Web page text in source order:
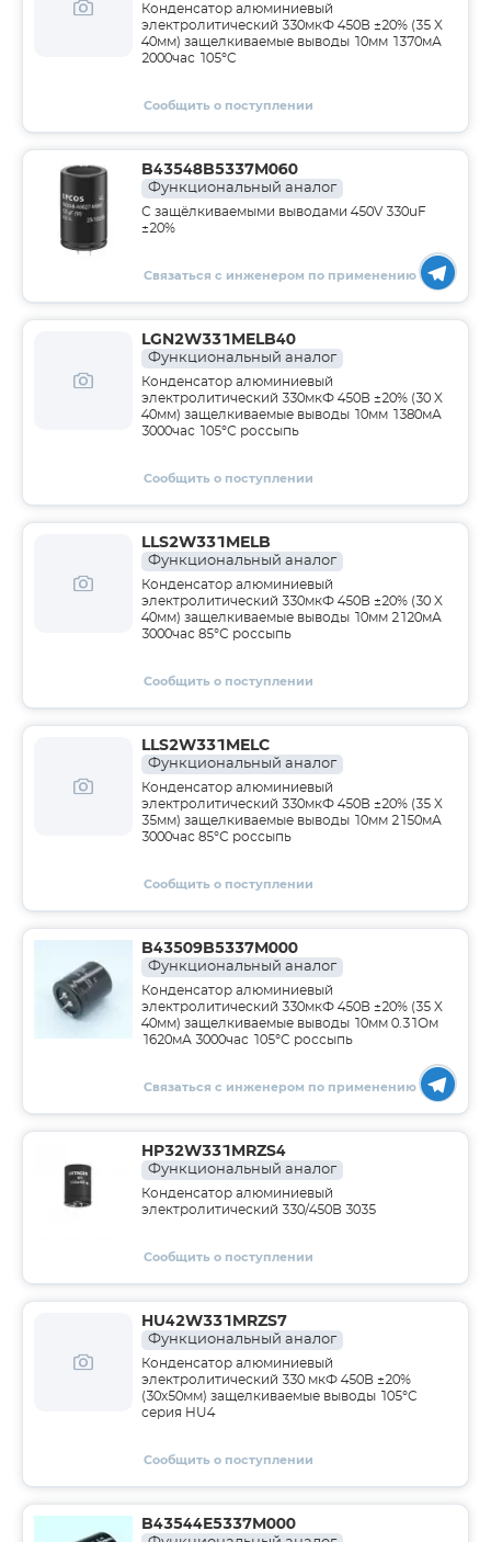
Конденсатор алюминиевый
электролитический 330мкФ 450В ±20% (35 X
40мм) защелкиваемые выводы 10мм 1370мА
2000час 105°C
Сообщить о поступлении
B43548B5337M060
Функциональный аналог
С защёлкиваемыми выводами 450V 330uF
±20%
Связаться с инженером по применению
LGN2W331MELB40
Функциональный аналог
Конденсатор алюминиевый
электролитический 330мкФ 450В ±20% (30 X
40мм) защелкиваемые выводы 10мм 1380мА
3000час 105°С россыпь
Сообщить о поступлении
LLS2W331MELB
Функциональный аналог
Конденсатор алюминиевый
электролитический 330мкФ 450В ±20% (30 X
40мм) защелкиваемые выводы 10мм 2120мА
3000час 85°С россыпь
Сообщить о поступлении
LLS2W331MELC
Функциональный аналог
Конденсатор алюминиевый
электролитический 330мкФ 450В ±20% (35 X
35мм) защелкиваемые выводы 10мм 2150мА
3000час 85°С россыпь
Сообщить о поступлении
B43509B5337M000
Функциональный аналог
Конденсатор алюминиевый
электролитический 330мкФ 450В ±20% (35 X
40мм) защелкиваемые выводы 10мм 0.31Ом
1620мА 3000час 105°C россыпь
Связаться с инженером по применению
HP32W331MRZS4
Функциональный аналог
Конденсатор алюминиевый
электролитический 330/450В 3035
Сообщить о поступлении
HU42W331MRZS7
Функциональный аналог
Конденсатор алюминиевый
электролитический 330 мкФ 450В ±20%
(30х50мм) защелкиваемые выводы 105°C
серия HU4
Сообщить о поступлении
B43544E5337M000